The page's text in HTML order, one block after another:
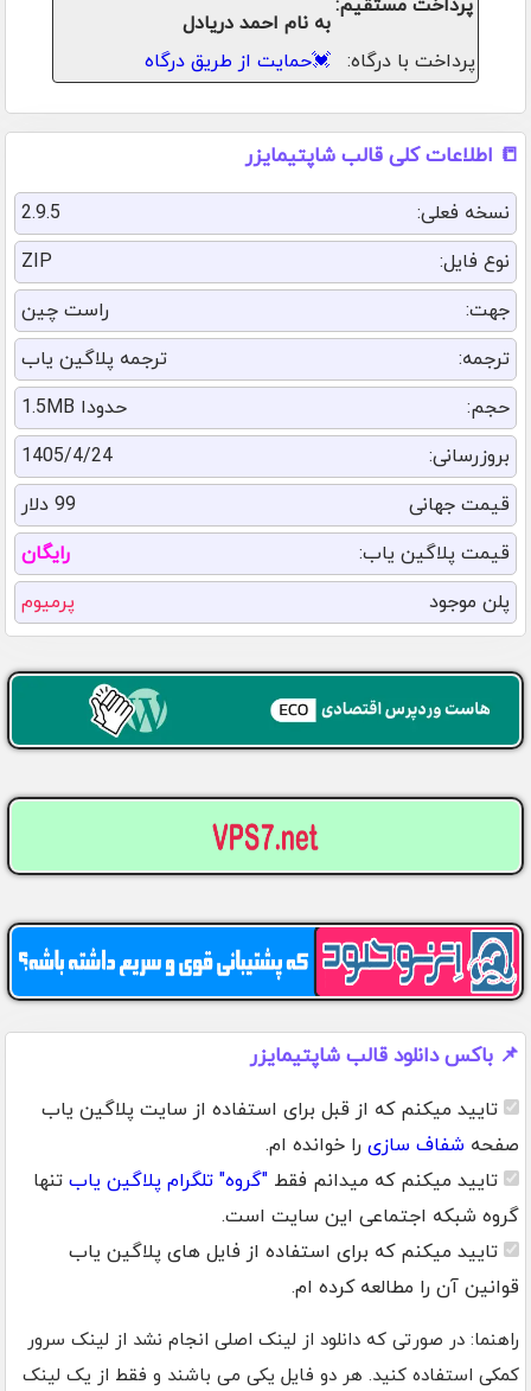
پرداخت مستقیم:
به نام احمد دریادل
پرداخت با درگاه:
💓حمایت از طریق درگاه
📒 اطلاعات کلی قالب شاپتیمایزر
نسخه فعلی:
2.9.5
نوع فایل:
ZIP
جهت:
راست چین
ترجمه:
ترجمه پلاگین یاب
حجم:
حدودا 1.5MB
بروزرسانی:
1405/4/24
قیمت جهانی
99 دلار
قیمت پلاگین یاب:
رایگان
پلن موجود
پرمیوم
📌 باکس دانلود قالب شاپتیمایزر
تایید میکنم که از قبل برای استفاده از سایت پلاگین یاب
صفحه شفاف سازی را خوانده ام.
تایید میکنم که میدانم فقط "گروه" تلگرام پلاگین یاب تنها
گروه شبکه اجتماعی این سایت است.
تایید میکنم که برای استفاده از فایل های پلاگین یاب
قوانین آن را مطالعه کرده ام.
راهنما: در صورتی که دانلود از لینک اصلی انجام نشد از لینک سرور
کمکی استفاده کنید. هر دو فایل یکی می باشند و فقط از یک لینک